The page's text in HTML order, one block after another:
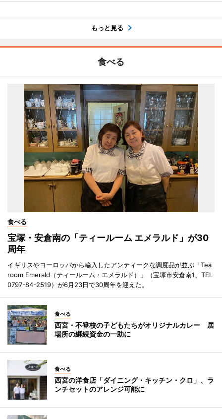
もっと見る
食べる
食べる
宝塚・安倉南の「ティールーム エメラルド」が30
周年
イギリスやヨーロッパから輸入したアンティークな調度品が並ぶ「Tea
room Emerald（ティールーム・エメラルド）」（宝塚市安倉南1、TEL
0797-84-2519）が6月23日で30周年を迎えた。
食べる
西宮・不登校の子どもたちがオリジナルカレー 居
場所の継続資金の一助に
食べる
西宮の洋食店「ダイニング・キッチン・クロ」、ラ
ンチセットのアレンジ可能に